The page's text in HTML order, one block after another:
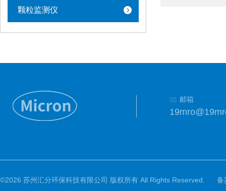
颗粒监测仪
邮箱
©2026 苏州汇分环保科技有限公司 版权所有 All Rights Reserved.
备